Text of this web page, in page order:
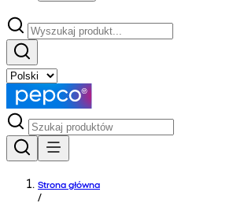
Strona główna
/